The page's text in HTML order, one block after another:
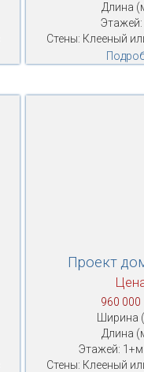
Длина
Стены: Клееный
Проект
960 000
Ширина
Длина
Этажей:
Стены: Клееный